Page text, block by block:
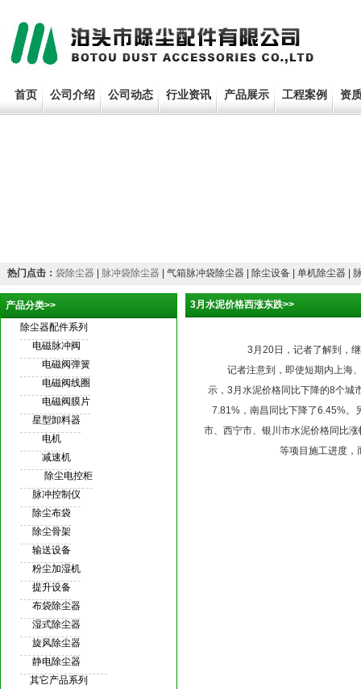
首页 公司介绍 公司动态 行业资讯 产品展示 工程案例 资
热门点击： 袋除尘器 脉冲袋除尘器 | 气箱脉冲袋除尘器 | 除尘设备 | 单机除尘器 |
产品分类>>
除尘器配件系列
电磁脉冲阀
电磁阀弹簧
电磁阀线圈
电磁阀膜片
星型卸料器
电机
减速机
除尘电控柜
脉冲控制仪
除尘布袋
除尘骨架
输送设备
粉尘加湿机
提升设备
布袋除尘器
湿式除尘器
旋风除尘器
静电除尘器
其它产品系列
3月水泥价格西涨东跌>>
3月20日，记者了解到，
记者注意到，即使短期内上海、
示，3月水泥价格同比下降的8个城
7.81%，南昌同比下降了6.45%。
市、西宁市、银川市水泥价格同比
等项目施工进度，